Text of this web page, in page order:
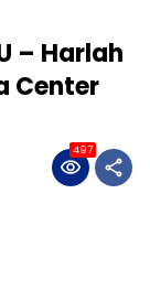
– Harlah
Center
497